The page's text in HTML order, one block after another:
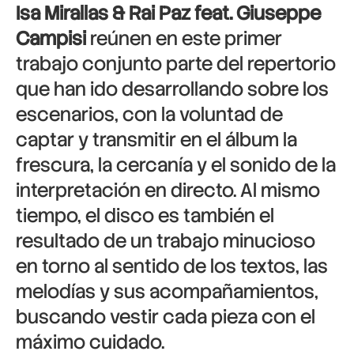
Isa Mirallas & Rai Paz feat. Giuseppe
Campisireúnen en este primer
trabajo conjunto parte del repertorio
que han ido desarrollando sobre los
escenarios, con la voluntad de
captar y transmitir en el álbum la
frescura, la cercanía y el sonido de la
interpretación en directo. Al mismo
tiempo, el disco es también el
resultado de un trabajo minucioso
en torno al sentido de los textos, las
melodías y sus acompañamientos,
buscando vestir cada pieza con el
máximo cuidado.